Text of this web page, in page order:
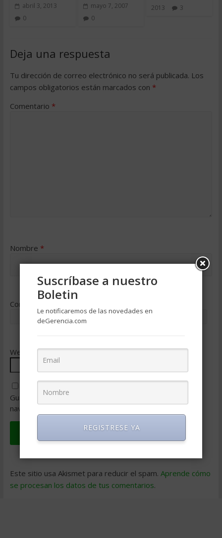
abril 3, 2013
0
mayo 7, 2007
0
2013
3
Deja una respuesta
Tu dirección de correo electrónico no será publicada. Los
campos obligatorios están marcados con *
Comentario *
Nombre *
Correo electrónico
Web
Guarda mi nombre, correo electrónico y web en este
navegador para la próxima vez que comente.
Este sitio usa Akismet para reducir el spam. Aprende cómo
se procesan los datos de tus comentarios.
Suscríbase a nuestro
Boletin
Le notificaremos de las novedades en
deGerencia.com
REGISTRESE YA